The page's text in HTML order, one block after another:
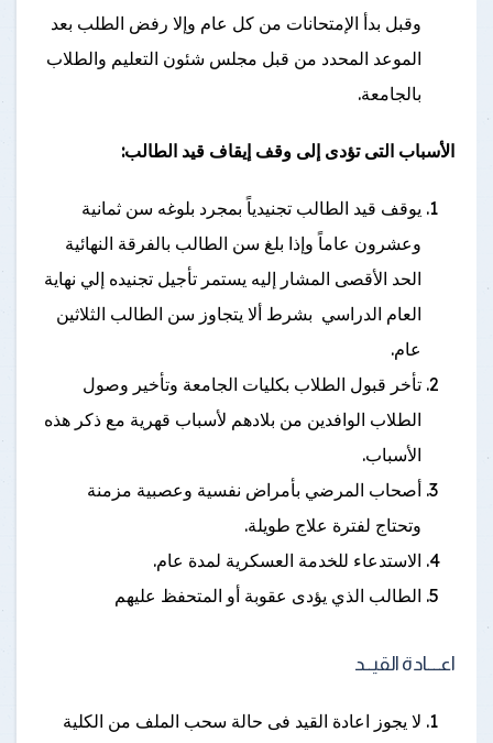
وقبل بدأ الإمتحانات من كل عام وإلا رفض الطلب بعد
الموعد المحدد من قبل مجلس شئون التعليم والطلاب
بالجامعة.
الأسباب التى تؤدى إلى وقف إيقاف قيد الطالب:
يوقف قيد الطالب تجنيدياً بمجرد بلوغه سن ثمانية
وعشرون عاماً وإذا بلغ سن الطالب بالفرقة النهائية
الحد الأقصى المشار إليه يستمر تأجيل تجنيده إلي نهاية
العام الدراسي بشرط ألا يتجاوز سن الطالب الثلاثين
عام.
تأخر قبول الطلاب بكليات الجامعة وتأخير وصول
الطلاب الوافدين من بلادهم لأسباب قهرية مع ذكر هذه
الأسباب.
أصحاب المرضي بأمراض نفسية وعصبية مزمنة
وتحتاج لفترة علاج طويلة.
الاستدعاء للخدمة العسكرية لمدة عام.
الطالب الذي يؤدى عقوبة أو المتحفظ عليهم
اعـــــادة القيـــد
لا يجوز اعادة القيد فى حالة سحب الملف من الكلية